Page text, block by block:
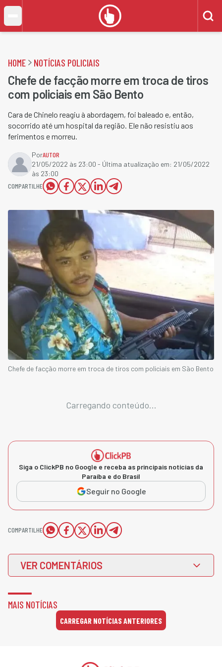
HOME NOTÍCIAS POLICIAIS
Chefe de facção morre em troca de tiros
com policiais em São Bento
Cara de Chinelo reagiu à abordagem, foi baleado e, então,
socorrido até um hospital da região. Ele não resistiu aos
ferimentos e morreu.
PorAUTOR
21/05/2022 às 23:00 - Última atualização em: 21/05/2022
às 23:00
COMPARTILHE
Chefe de facção morre em troca de tiros com policiais em São Bento
Carregando conteúdo...
Siga o ClickPB no Google e receba as principais notícias da
Paraíba e do Brasil
Seguir no Google
COMPARTILHE
VER COMENTÁRIOS
MAIS NOTÍCIAS
CARREGAR NOTÍCIAS ANTERIORES